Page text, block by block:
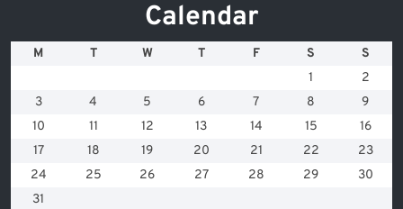
Calendar
M T W T F S
S
1
2
3
4 5 6 7 8
9
10
11 12 13 14 15
16
17
18 19 20 21 22
23
24
25 26 27 28 29
30
31